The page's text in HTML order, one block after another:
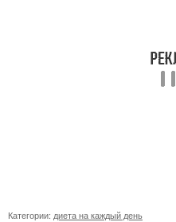
Категории: диета на каждый день